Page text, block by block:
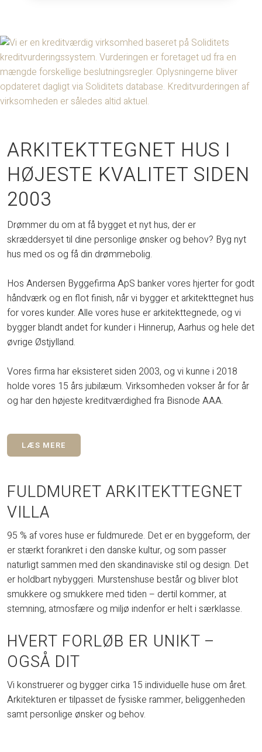
ARKITEKTTEGNET HUS I
HØJESTE KVALITET SIDEN
2003
Drømmer du om at få bygget et nyt hus, der er
skræddersyet til dine personlige ønsker og behov? Byg nyt
hus med os og få din drømmebolig.
Hos Andersen Byggefirma ApS banker vores hjerter for godt
håndværk og en flot finish, når vi bygger et arkitekttegnet hus
for vores kunder. Alle vores huse er arkitekttegnede, og vi
bygger blandt andet for kunder i Hinnerup, Aarhus og hele det
øvrige Østjylland.
Vores firma har eksisteret siden 2003, og vi kunne i 2018
holde vores 15 års jubilæum. Virksomheden vokser år for år
og har den højeste kreditværdighed fra Bisnode AAA.​
LÆS MERE
FULDMURET ARKITEKTTEGNET
VILLA
95 % af vores huse er fuldmurede. Det er en byggeform, der
er stærkt forankret i den danske kultur, og som passer
naturligt sammen med den skandinaviske stil og design. Det
er holdbart nybyggeri. Murstenshuse består og bliver blot
smukkere og smukkere med tiden – dertil kommer, at
stemning, atmosfære og miljø indenfor er helt i særklasse.
HVERT FORLØB ER UNIKT –
OGSÅ DIT
Vi konstruerer og bygger cirka 15 individuelle huse om året.
Arkitekturen er tilpasset de fysiske rammer, beliggenheden
samt personlige ønsker og behov.